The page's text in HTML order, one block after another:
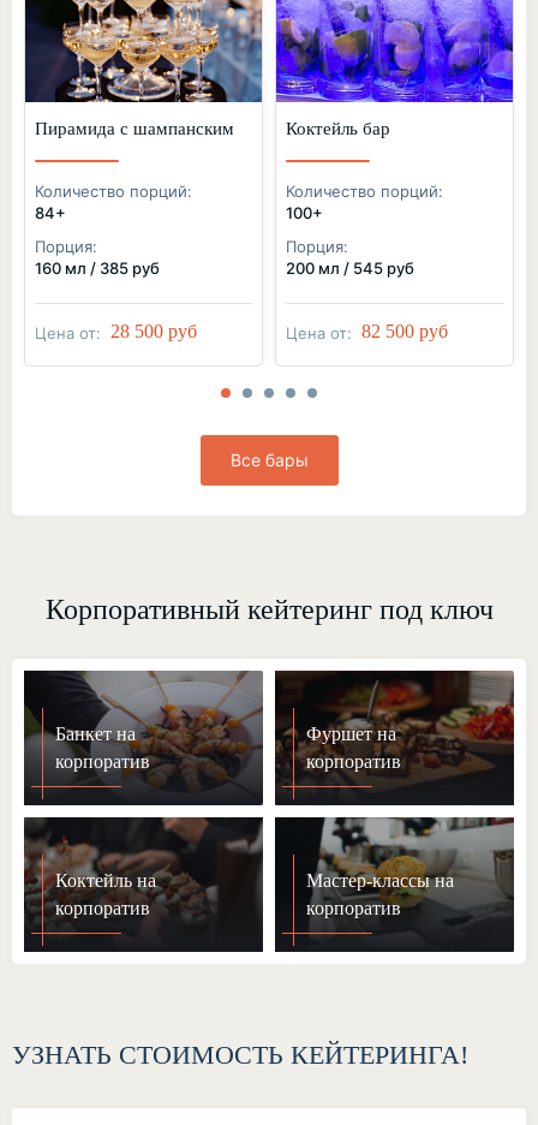
Пирамида с шампанским
Количество порций:
84+
Порция:
160 мл / 385 руб
Цена от: 28 500 руб
Коктейль бар
Количество порций:
100+
Порция:
200 мл / 545 руб
Цена от: 82 500 руб
Все бары
Корпоративный кейтеринг под ключ
Банкет на
корпоратив
Фуршет на
корпоратив
Коктейль на
корпоратив
Мастер-классы на
корпоратив
УЗНАТЬ СТОИМОСТЬ КЕЙТЕРИНГА!